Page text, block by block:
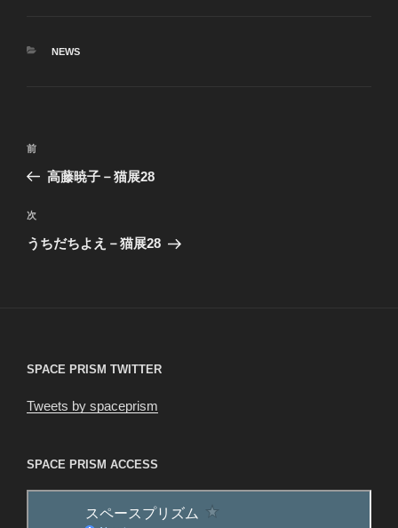
カ
NEWS
投
ビ
ゲ
前
の
稿
前
高藤暁子－猫展28
次
の
次
うちだちよえ－猫展28
SPACE PRISM TWITTER
Tweets by spaceprism
SPACE PRISM ACCESS